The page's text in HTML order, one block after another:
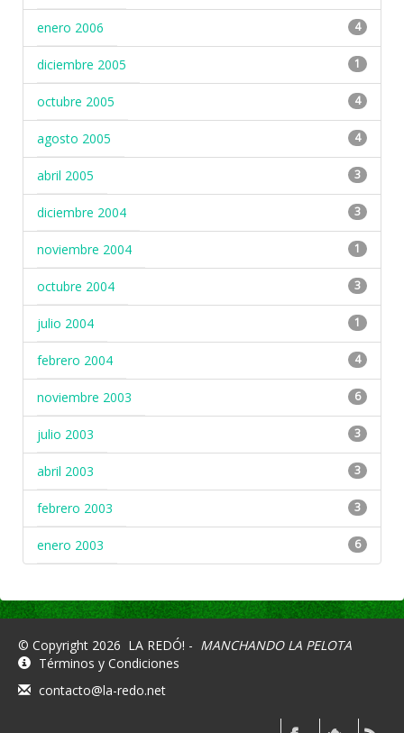
enero 2006 4
diciembre 2005 1
octubre 2005 4
agosto 2005 4
abril 2005 3
diciembre 2004 3
noviembre 2004 1
octubre 2004 3
julio 2004 1
febrero 2004 4
noviembre 2003 6
julio 2003 3
abril 2003 3
febrero 2003 3
enero 2003 6
© Copyright 2026 LA REDÓ! - MANCHANDO LA PELOTA
Términos y Condiciones
contacto@la-redo.net